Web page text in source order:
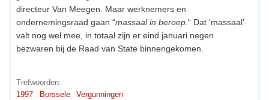
directeur Van Meegen. Maar werknemers en
ondernemingsraad gaan “massaal in beroep.“ Dat ‘massaal’
valt nog wel mee, in totaal zijn er eind januari negen
bezwaren bij de Raad van State binnengekomen.
Trefwoorden:
1997
Borssele Vergunningen